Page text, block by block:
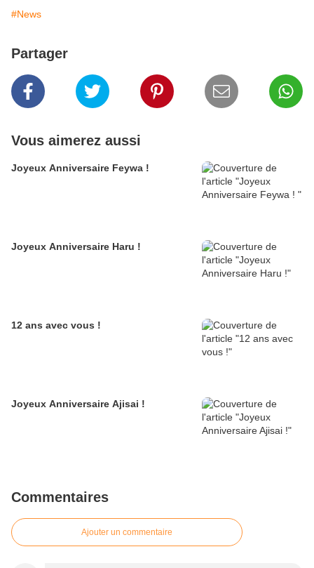
#News
Partager
Vous aimerez aussi
Joyeux Anniversaire Feywa !
Joyeux Anniversaire Haru !
12 ans avec vous !
Joyeux Anniversaire Ajisai !
Commentaires
Ajouter un commentaire